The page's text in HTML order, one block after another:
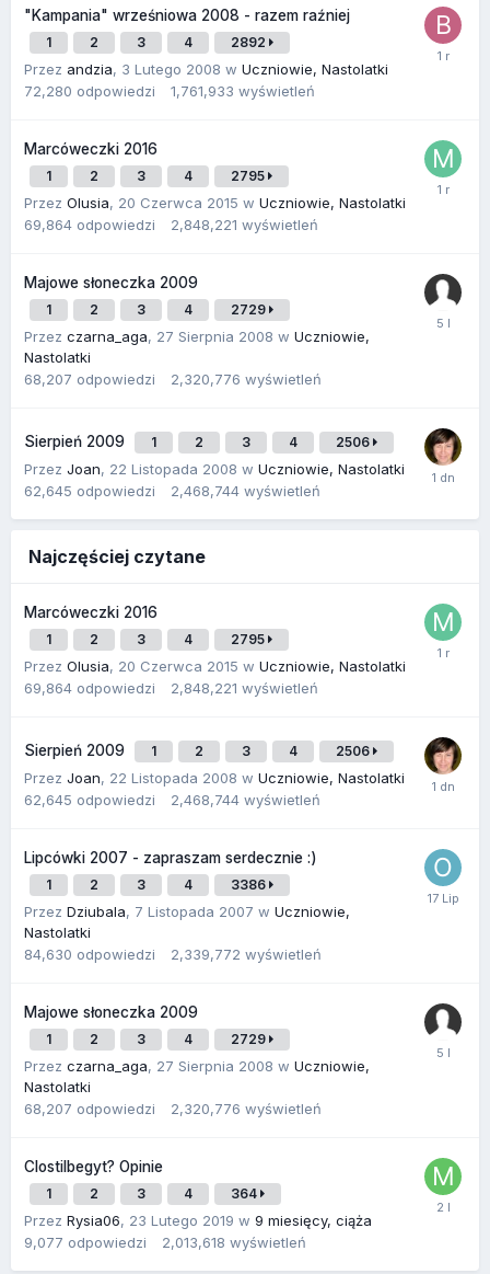
"Kampania" wrześniowa 2008 - razem raźniej
1 2 3 4 2892
Przez andzia, 3 Lutego 2008 w Uczniowie, Nastolatki
72,280 odpowiedzi 1,761,933 wyświetleń
Marcóweczki 2016
1 2 3 4 2795
Przez Olusia, 20 Czerwca 2015 w Uczniowie, Nastolatki
69,864 odpowiedzi 2,848,221 wyświetleń
Majowe słoneczka 2009
1 2 3 4 2729
Przez czarna_aga, 27 Sierpnia 2008 w Uczniowie,
Nastolatki
68,207 odpowiedzi 2,320,776 wyświetleń
Sierpień 2009 1 2 3 4 2506
Przez Joan, 22 Listopada 2008 w Uczniowie, Nastolatki
62,645 odpowiedzi 2,468,744 wyświetleń
Najczęściej czytane
Marcóweczki 2016
1 2 3 4 2795
Przez Olusia, 20 Czerwca 2015 w Uczniowie, Nastolatki
69,864 odpowiedzi 2,848,221 wyświetleń
Sierpień 2009 1 2 3 4 2506
Przez Joan, 22 Listopada 2008 w Uczniowie, Nastolatki
62,645 odpowiedzi 2,468,744 wyświetleń
Lipcówki 2007 - zapraszam serdecznie :)
1 2 3 4 3386
Przez Dziubala, 7 Listopada 2007 w Uczniowie,
Nastolatki
84,630 odpowiedzi 2,339,772 wyświetleń
Majowe słoneczka 2009
1 2 3 4 2729
Przez czarna_aga, 27 Sierpnia 2008 w Uczniowie,
Nastolatki
68,207 odpowiedzi 2,320,776 wyświetleń
Clostilbegyt? Opinie
1 2 3 4 364
Przez Rysia06, 23 Lutego 2019 w 9 miesięcy, ciąża
9,077 odpowiedzi 2,013,618 wyświetleń